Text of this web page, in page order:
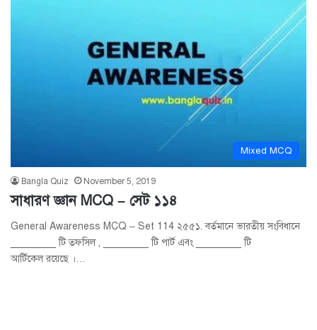
Mixed MCQ
Bangla Quiz November 5, 2019
সাধারণ জ্ঞান MCQ – সেট ১১৪
General Awareness MCQ – Set 114 ২৫৫১. বর্তমানে ভারতীয় সংবিধানে
________ টি তফসিল , ________ টি পার্ট এবং ________ টি
আর্টিকেল রয়েছে ।…